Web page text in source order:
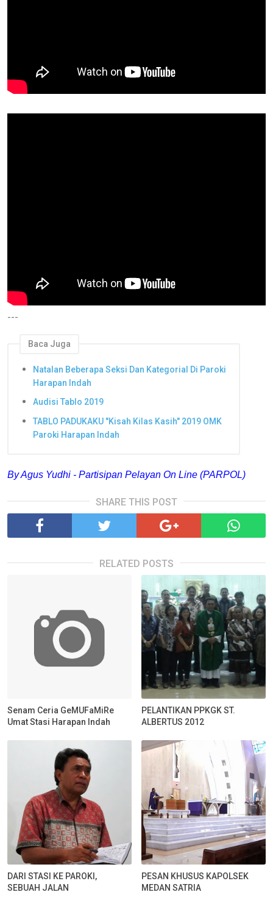
---
Baca Juga
Natalan Beberapa Seksi Dan Kategorial Di Paroki
Harapan Indah
Audisi Tablo 2019
TABLO PADUKAKU "Kisah Kilas Kasih" 2019 OMK
Paroki Harapan Indah
By Agus Yudhi - Partisipan Pelayan On Line (PARPOL)
SHARE THIS POST
RELATED POSTS
Senam Ceria GeMUFaMiRe
Umat Stasi Harapan Indah
PELANTIKAN PPKGK ST.
ALBERTUS 2012
DARI STASI KE PAROKI,
SEBUAH JALAN
PESAN KHUSUS KAPOLSEK
MEDAN SATRIA